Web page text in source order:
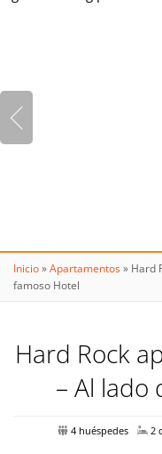
Inicio»Apartamentos» Hard
famoso Hotel
Hard Rock
– Al lado
4 huéspedes 2